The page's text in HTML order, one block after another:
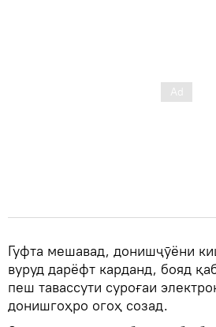
Гуфта мешавад, донишҷӯёни
вуруд дарёфт карданд, бояд
пеш тавассути суроғаи
донишгоҳро огоҳ созад.